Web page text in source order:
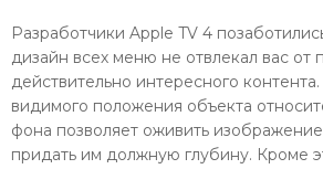
Разработчики Apple TV 4
дизайн всех меню не отвлекал вас от
действительно интересного
видимого положения объекта
фона позволяет оживить
придать им должную глубину. Кроме